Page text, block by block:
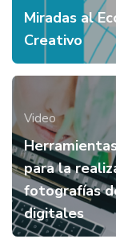
Miradas al
Creativo
Video
para la
fotografías
digitales